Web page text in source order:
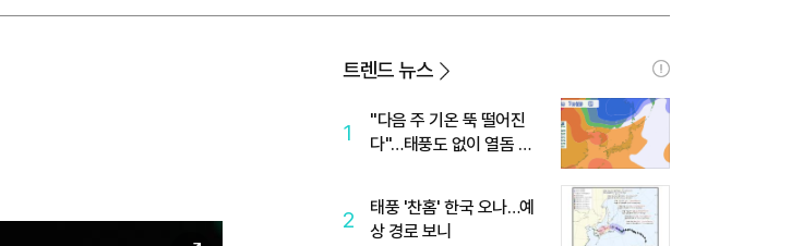
트
트
트렌드 뉴스
1
"다음 주 기온 뚝 떨어진
다"…태풍도 없이 열돔 박
2
태풍 '찬홈' 한국 오나…예
상 경로 보니